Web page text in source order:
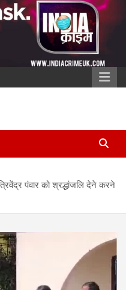
पंवार को श्रद्धांजलि देने करने